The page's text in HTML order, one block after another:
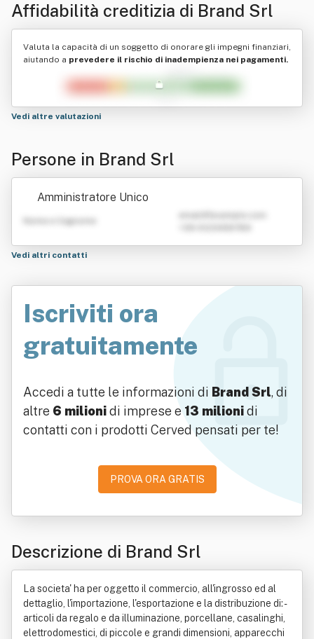
Affidabilità creditizia di Brand Srl
Valuta la capacità di un soggetto di onorare gli impegni finanziari,
aiutando a prevedere il rischio di inadempienza nei pagamenti.
Vedi altre valutazioni
Persone in Brand Srl
Amministratore Unico
Nome e Cognome
Vedi altri contatti
Iscriviti ora
gratuitamente
Accedi a tutte le informazioni di Brand Srl, di
altre 6 milionidi imprese e 13 milionidi
contatti con i prodotti Cerved pensati per te!
PROVA ORA GRATIS
Descrizione di Brand Srl
La societa' ha per oggetto il commercio, all'ingrosso ed al
dettaglio, l'importazione, l'esportazione e la distribuzione di: -
articoli da regalo e da illuminazione, porcellane, casalinghi,
elettrodomestici, di piccole e grandi dimensioni, apparecchi